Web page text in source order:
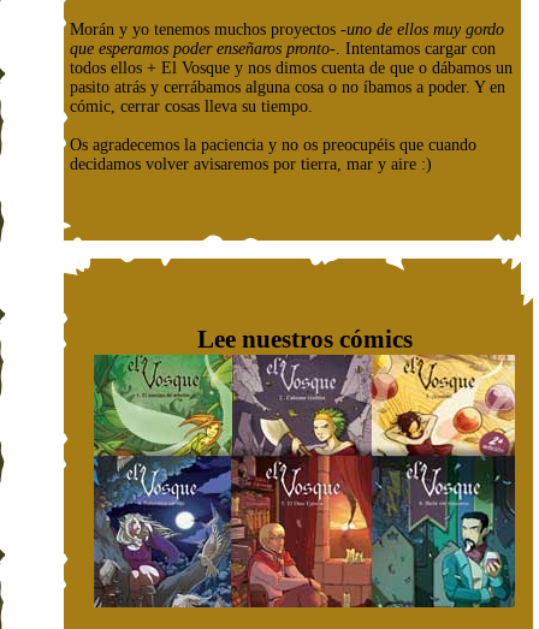
Morán y yo tenemos muchos proyectos -uno de ellos muy gordo
que esperamos poder enseñaros pronto-. Intentamos cargar con
todos ellos + El Vosque y nos dimos cuenta de que o dábamos un
pasito atrás y cerrábamos alguna cosa o no íbamos a poder. Y en
cómic, cerrar cosas lleva su tiempo.
Os agradecemos la paciencia y no os preocupéis que cuando
decidamos volver avisaremos por tierra, mar y aire :)
Lee nuestros cómics